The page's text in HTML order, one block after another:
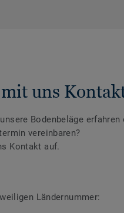
uns
Bodenbeläge erfahren
vereinbaren?
Kontakt auf.
Ländernummer: